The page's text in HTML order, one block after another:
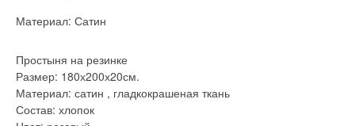
Материал: Сатин
Простыня на резинке
Размер: 180х200х20см.
Материал: сатин , гладкокрашеная ткань
Состав: хлопок